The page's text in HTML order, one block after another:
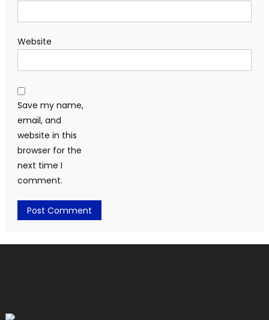
Website
Save my name,
email, and
website in this
browser for the
next time I
comment.